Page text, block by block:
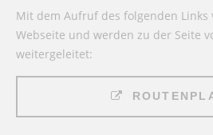
Mit dem Aufruf des folgenden Links
Webseite und werden zu der Seite
weitergeleitet: